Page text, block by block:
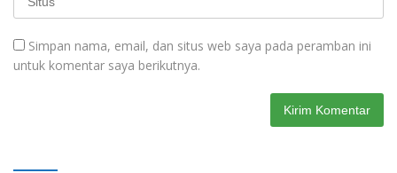
Simpan nama, email, dan situs web saya pada peramban ini
untuk komentar saya berikutnya.